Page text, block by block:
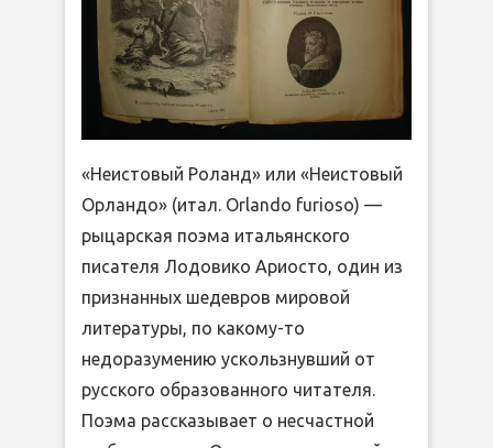
«Неистовый Роланд» или «Неистовый
Орландо» (итал. Orlando furioso) —
рыцарская поэма итальянского
писателя Лодовико Ариосто, один из
признанных шедевров мировой
литературы, по какому-то
недоразумению ускользнувший от
русского образованного читателя.
Поэма рассказывает о несчастной